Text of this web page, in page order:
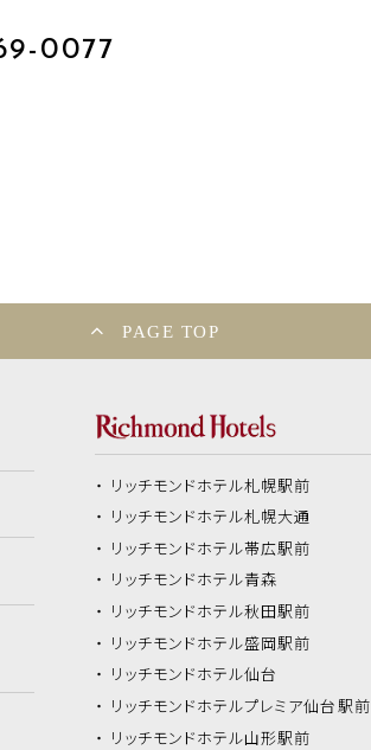
0077
PAGE TOP
リッチモンドホテル札幌駅前
リッチモンドホテル札幌大通
リッチモンドホテル帯広駅前
リッチモンドホテル青森
リッチモンドホテル秋田駅前
リッチモンドホテル盛岡駅前
リッチモンドホテル仙台
リッチモンドホテルプレミア仙台駅前
リッチモンドホテル山形駅前